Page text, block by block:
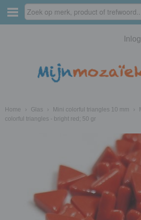
Home › Glas › Mini colorful triangles 10 mm ›
colorful triangles - bright red; 50 gr